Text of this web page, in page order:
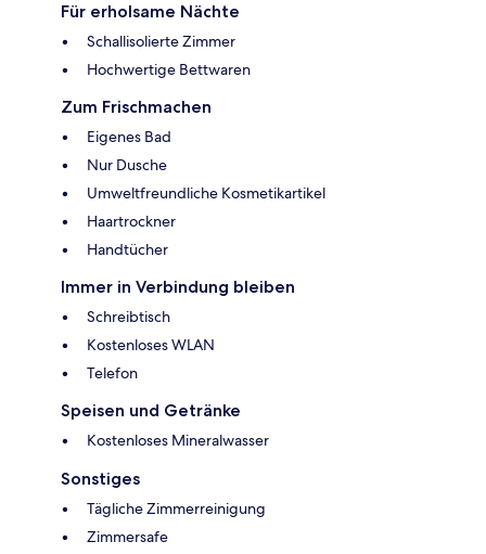
Für erholsame Nächte
Schallisolierte Zimmer
Hochwertige Bettwaren
Zum Frischmachen
Eigenes Bad
Nur Dusche
Umweltfreundliche Kosmetikartikel
Haartrockner
Handtücher
Immer in Verbindung bleiben
Schreibtisch
Kostenloses WLAN
Telefon
Speisen und Getränke
Kostenloses Mineralwasser
Sonstiges
Tägliche Zimmerreinigung
Zimmersafe